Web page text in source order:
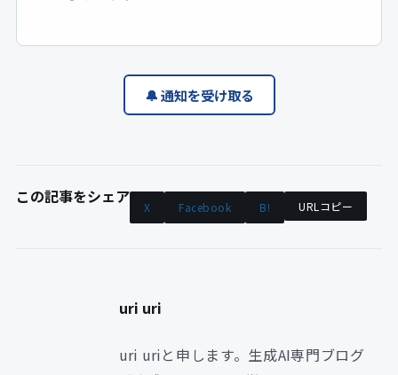
🔔 通知を受け取る
この記事をシェア X Facebook B! URLコピー
uri uri
uri uriと申します。生成AI専門ブログ